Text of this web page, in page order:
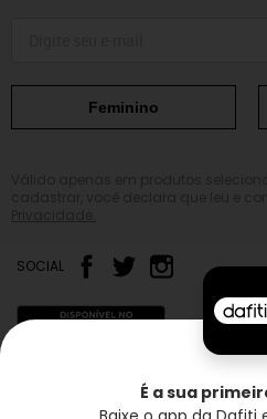
Feminino
SOCIAL
É a sua